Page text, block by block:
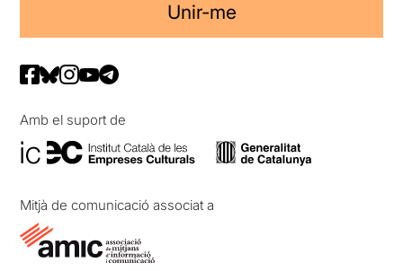
Unir-me
Amb el suport de
Mitjà de comunicació associat a